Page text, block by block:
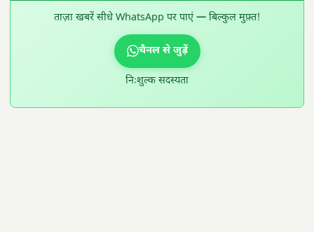
ताज़ा खबरें सीधे WhatsApp पर पाएं — बिल्कुल मुफ़्त!
चैनल से जुड़ें
निःशुल्क सदस्यता